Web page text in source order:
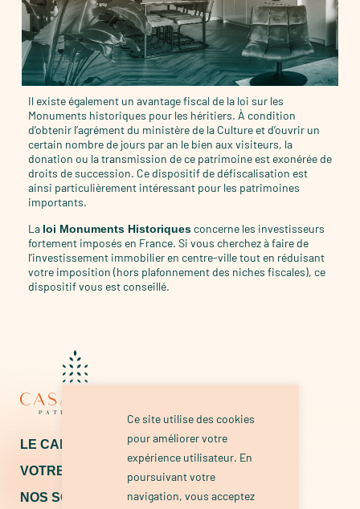
Ce site utilise des cookies
pour améliorer votre
expérience utilisateur. En
poursuivant votre
navigation, vous acceptez
Il existe également un avantage fiscal de la loi sur les
Monuments historiques pour les héritiers. À condition
d’obtenir l’agrément du ministère de la Culture et d’ouvrir un
certain nombre de jours par an le bien aux visiteurs, la
donation ou la transmission de ce patrimoine est exonérée de
droits de succession. Ce dispositif de défiscalisation est
ainsi particulièrement intéressant pour les patrimoines
importants.
La loi Monuments Historiquesconcerne les investisseurs
fortement imposés en France. Si vous cherchez à faire de
l’investissement immobilier en centre-ville tout en réduisant
votre imposition (hors plafonnement des niches fiscales), ce
dispositif vous est conseillé.
LE CABINET
VOTRE PROJET
NOS SOLUTIONS
CONTACT
+33 1 84 60 60 55